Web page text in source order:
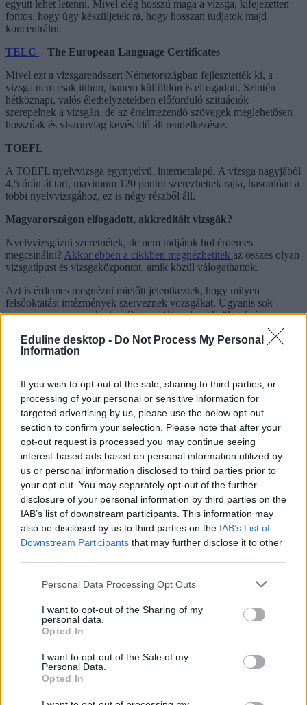
Eduline desktop - Do Not Process My Personal
Information
If you wish to opt-out of the sale, sharing to third parties, or
processing of your personal or sensitive information for
targeted advertising by us, please use the below opt-out
section to confirm your selection. Please note that after your
opt-out request is processed you may continue seeing
interest-based ads based on personal information utilized by
us or personal information disclosed to third parties prior to
your opt-out. You may separately opt-out of the further
disclosure of your personal information by third parties on the
IAB’s list of downstream participants. This information may
also be disclosed by us to third parties on the IAB’s List of
Downstream Participants that may further disclose it to other
Personal Data Processing Opt Outs
I want to opt-out of the Sharing of my
personal data.
Opted In
I want to opt-out of the Sale of my
Personal Data.
Opted In
együtt lehet letenni. Mivel elég hosszú maga a vizsga, kifejezetten
fontos, hogy úgy készüljetek rá, hogy hosszan tudjatok majd
koncentrálni.
TELC – The European Language Certificates
Mivel ezt a vizsgarendszert Németországban fejlesztették ki, a
vizsga nem csak itthon, hanem külföldön is elfogadott. Szintén
hétköznapi, valós élethelyzetekben előforduló szituációk
szerepelnek a vizsgán, de az értelmezendő szövegek meglehetősen
hosszúak és viszonylag kevés idő áll rendelkezésre.
TOEFL
A TOEFL nyelvvizsga egynyelvű, internetalapú. A vizsga nagyjából
4,5 órán át tart, maximum 120 pontot szerezhettek rajta, hasonlóan a
többi nyelvvizsgához, ez is négy részből áll.
Magyarországon elfogadott, akkreditált vizsgák?
Nyelvvizsgázni szeretnétek, de nem tudjátok hol érdemes
megcsinálni? Akkor ebben a cikkben megnézhetitek az összes olyan
vizsgatípust és vizsgaközpontot, amik közül válogathattok.
Azt is érdemes megnézni mielőtt jelentkeztek, hogy milyen
felsőoktatási intézmények szerveznek vozsgákat. Ugyanis sok
egyetem szervez nyelvvizsgákat a saját szakterületüket és így
központba. Ha npedig em angolból, hanem egyéb más nyelvből
szeretnétek nyelvvizsgát tenni,
Akármilyen nyelvvizsga letétele mellett is döntötök, érdemes
alaposan utánanézni és átgondolni, mi miatt van szükségetek a
vizsgára, miben vagytok ti jók (beszéd, nyelvtan, szövegértés stb.),
majd a kiválasztott vizsga típusfeladatain gyakoroljatok sokat. Így
rutint szereztek az adott vizsgasor kitöltésében.
A cikk szerzője: Hanula Erika tanulás-módszertan tréner.